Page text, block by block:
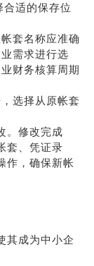
合适的保存位
套名称应准确
需求进行选
财务核算周期
选择从原帐套
。修改完成
套、凭证录
作，确保新帐
其成为中小企